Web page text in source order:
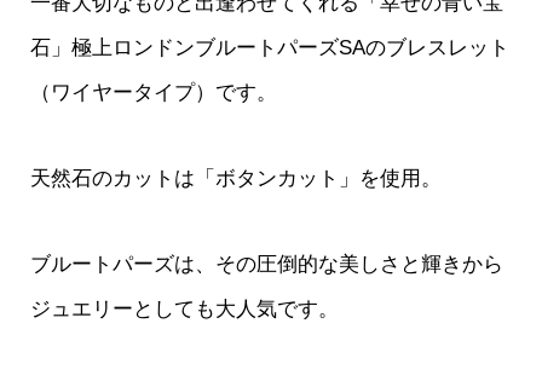
石」極上ロンドンブルートパーズSAのブレスレット
（ワイヤータイプ）です。
天然石のカットは「ボタンカット」を使用。
ブルートパーズは、その圧倒的な美しさと輝きから
ジュエリーとしても大人気です。